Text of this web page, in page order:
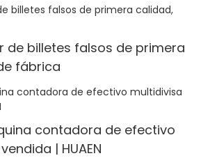
de billetes falsos de primera
fábrica
contadora de efectivo
| HUAEN